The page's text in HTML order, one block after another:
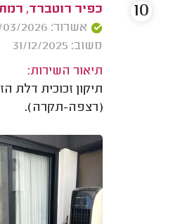
כפיר רוטברד,
אשרור: 31/03/2026
משוב: 31/12/2025
תיאור השירות:
תיקון זכוכית דלת
(רצפה-תקרה).
10